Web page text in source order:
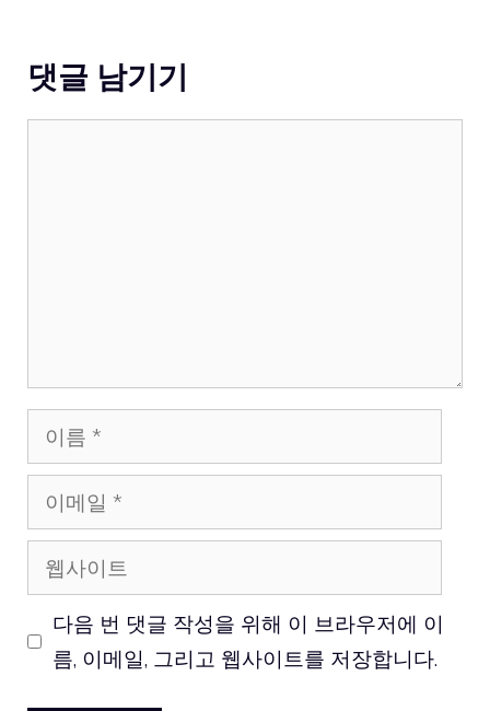
리
댓글 남기기
름
메
일
사
다음 번 댓글 작성을 위해 이 브라우저에 이
름, 이메일, 그리고 웹사이트를 저장합니다.